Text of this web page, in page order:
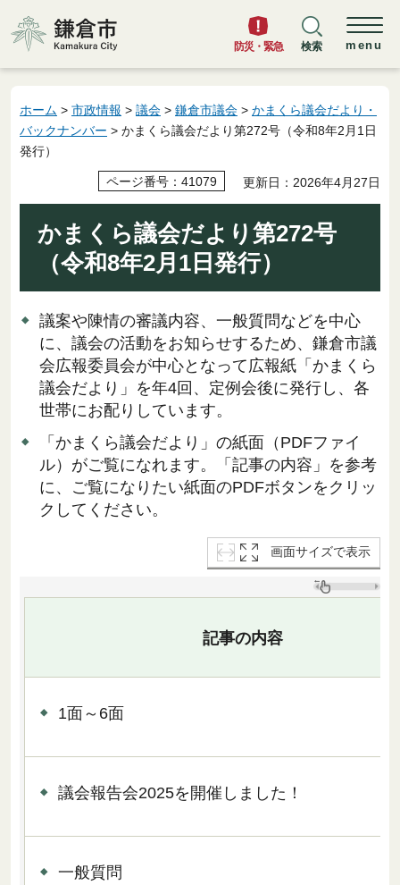
鎌倉市
防災・緊急 検索 menu
ホーム > 市政情報 > 議会 > 鎌倉市議会 > かまくら議会だより・
バックナンバー > かまくら議会だより第272号（令和8年2月1日
発行）
ページ番号：41079 更新日：2026年4月27日
かまくら議会だより第272号
（令和8年2月1日発行）
議案や陳情の審議内容、一般質問などを中心
に、議会の活動をお知らせするため、鎌倉市議
会広報委員会が中心となって広報紙「かまくら
議会だより」を年4回、定例会後に発行し、各
世帯にお配りしています。
「かまくら議会だより」の紙面（PDFファイ
ル）がご覧になれます。「記事の内容」を参考
に、ご覧になりたい紙面のPDFボタンをクリッ
クしてください。
画面サイズで表示
記事の内容
1面～6面
議会報告会2025を開催しました！
一般質問